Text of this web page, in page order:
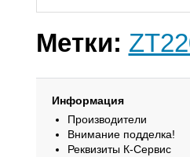
Метки:
Информация
Производители
Внимание подделка!
Реквизиты К-Сервис